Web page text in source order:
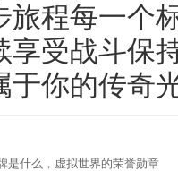
旅程每一个
享受战斗保
于你的传奇
是什么，虚拟世界的荣誉勋章